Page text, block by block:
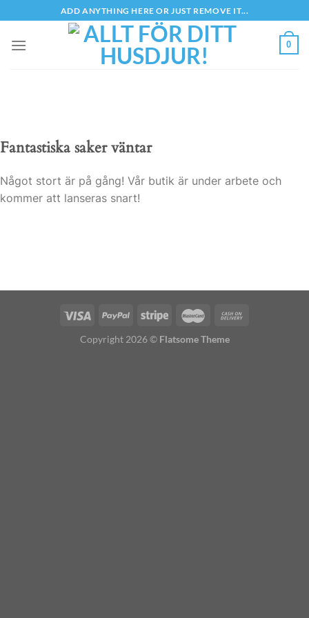
to
content
ADD ANYTHING HERE OR JUST REMOVE IT...
0
Fantastiska saker väntar
Något stort är på gång! Vår butik är under arbete och
kommer att lanseras snart!
Copyright 2026 © Flatsome Theme